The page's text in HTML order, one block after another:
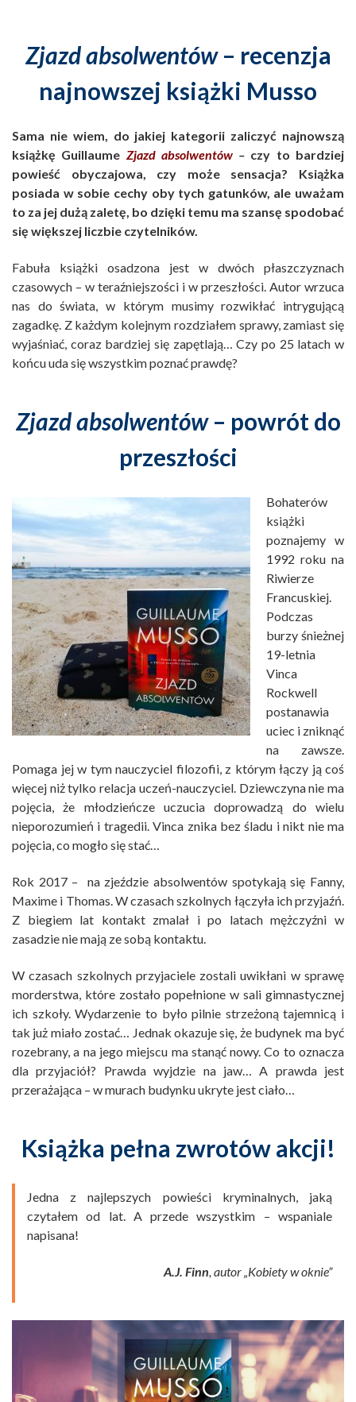
Zjazd absolwentów– recenzja
najnowszej książki Musso
Sama nie wiem, do jakiej kategorii zaliczyć najnowszą
książkę Guillaume Zjazd absolwentów– czy to bardziej
powieść obyczajowa, czy może sensacja? Książka
posiada w sobie cechy oby tych gatunków, ale uważam
to za jej dużą zaletę, bo dzięki temu ma szansę spodobać
się większej liczbie czytelników.
Fabuła książki osadzona jest w dwóch płaszczyznach
czasowych – w teraźniejszości i w przeszłości. Autor wrzuca
nas do świata, w którym musimy rozwikłać intrygującą
zagadkę. Z każdym kolejnym rozdziałem sprawy, zamiast się
wyjaśniać, coraz bardziej się zapętlają… Czy po 25 latach w
końcu uda się wszystkim poznać prawdę?
Zjazd absolwentów – powrót do
przeszłości
Bohaterów
książki
poznajemy w
1992 roku na
Riwierze
Francuskiej.
Podczas
burzy śnieżnej
19-letnia
Vinca
Rockwell
postanawia
uciec i zniknąć
na zawsze.
Pomaga jej w tym nauczyciel filozofii, z którym łączy ją coś
więcej niż tylko relacja uczeń-nauczyciel. Dziewczyna nie ma
pojęcia, że młodzieńcze uczucia doprowadzą do wielu
nieporozumień i tragedii. Vinca znika bez śladu i nikt nie ma
pojęcia, co mogło się stać…
Rok 2017 – na zjeździe absolwentów spotykają się Fanny,
Maxime i Thomas. W czasach szkolnych łączyła ich przyjaźń.
Z biegiem lat kontakt zmalał i po latach mężczyźni w
zasadzie nie mają ze sobą kontaktu.
W czasach szkolnych przyjaciele zostali uwikłani w sprawę
morderstwa, które zostało popełnione w sali gimnastycznej
ich szkoły. Wydarzenie to było pilnie strzeżoną tajemnicą i
tak już miało zostać… Jednak okazuje się, że budynek ma być
rozebrany, a na jego miejscu ma stanąć nowy. Co to oznacza
dla przyjaciół? Prawda wyjdzie na jaw… A prawda jest
przerażająca – w murach budynku ukryte jest ciało…
Książka pełna zwrotów akcji!
Jedna z najlepszych powieści kryminalnych, jaką
czytałem od lat. A przede wszystkim – wspaniale
napisana!
A.J. Finn, autor „Kobiety w oknie”